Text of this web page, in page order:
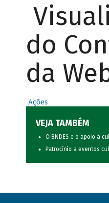
do
da
Ações
VEJA TAMBÉM
O BNDES e o apoio à
Patrocínio a eventos